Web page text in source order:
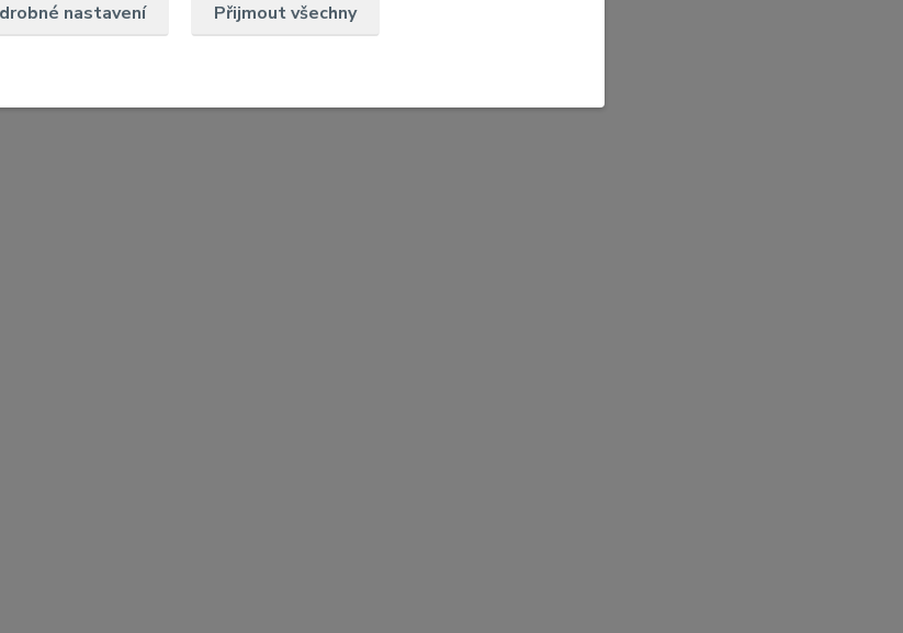
nastavení Přijmout všechny